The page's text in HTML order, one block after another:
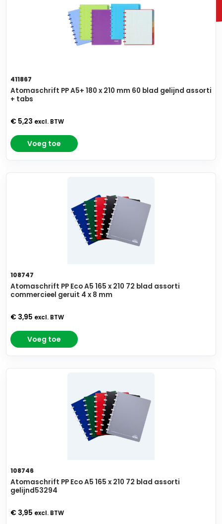
411867
Atomaschrift PP A5+ 180 x 210 mm 60 blad gelijnd assorti
+ tabs
€ 5,23 excl. BTW
Voeg toe
108747
Atomaschrift PP Eco A5 165 x 210 72 blad assorti
commercieel geruit 4 x 8 mm
€ 3,95 excl. BTW
Voeg toe
108746
Atomaschrift PP Eco A5 165 x 210 72 blad assorti
gelijnd53294
€ 3,95 excl. BTW